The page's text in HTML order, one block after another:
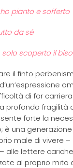
pianto e sofferto
da sé
scoperto il
il finto
di far
profonda fragilità
forte la
è una
male di vivere
alle lettere
al proprio mito